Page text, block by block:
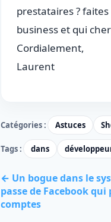
prestataires ?
business et qui
Cordialement,
Laurent
Catégories : Astuces
Tags : dans
← Un bogue dans le
passe de Facebook
comptes